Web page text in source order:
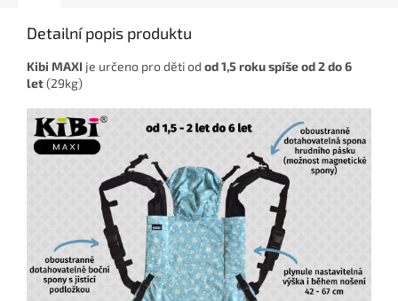
Detailní popis produktu
Kibi MAXI je určeno pro děti od od 1,5 roku spíše od 2 do 6
let(29kg)